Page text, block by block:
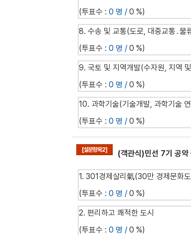
(투표수 : 0 명 /0 %)
8. 수송 및 교통(도로, 대중교통․물
(투표수 : 0 명 /0 %)
9. 국토 및 지역개발(수자원, 지역
(투표수 : 0 명 /0 %)
10. 과학기술(기술개발, 과학기술
(투표수 : 0 명 /0 %)
[설문항목2] (객관식)민선 7기 공약
1. 301경제살리氣(30만 경제문화
(투표수 : 0 명 /0 %)
2. 편리하고 쾌적한 도시
(투표수 : 0 명 /0 %)